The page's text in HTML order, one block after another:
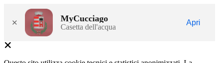
× MyCucciago
Casetta dell'acqua
Apri